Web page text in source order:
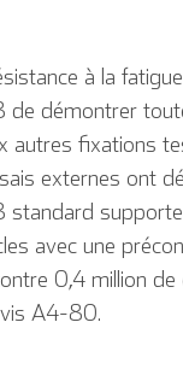
à la
démontrer
autres fixations
externes ont
avec une
0,4 million de
A4-80.